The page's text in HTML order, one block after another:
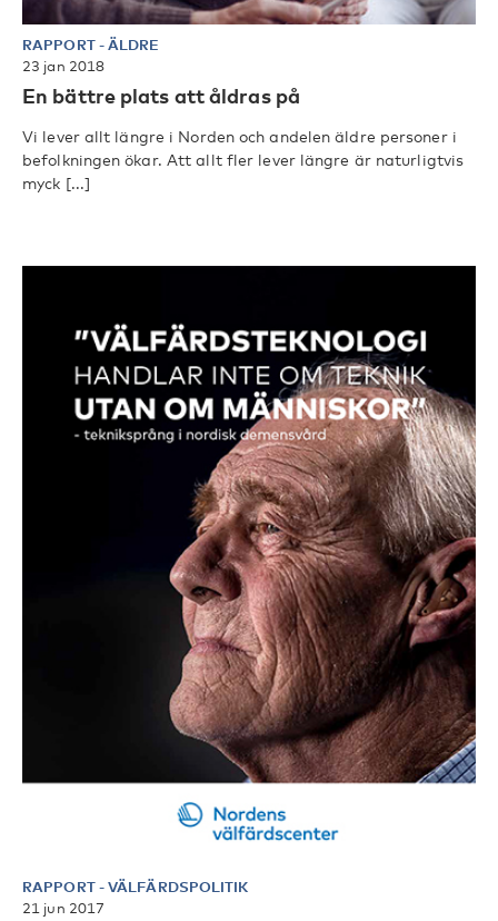
RAPPORT-ÄLDRE
23 jan 2018
En bättre plats att åldras på
Vi lever allt längre i Norden och andelen äldre personer i
befolkningen ökar. Att allt fler lever längre är naturligtvis
myck [...]
RAPPORT-VÄLFÄRDSPOLITIK
21 jun 2017